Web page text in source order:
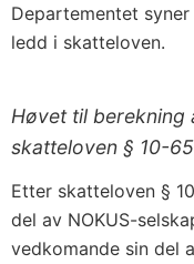
Departementet
ledd i skatteloven.
Høvet til berekning
skatteloven § 10-65
Etter skatteloven §
del av NOKUS-
vedkomande sin del